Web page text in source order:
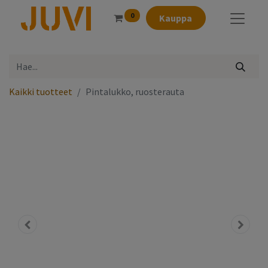
0 Kauppa
Kaikki tuotteet Pintalukko, ruosterauta